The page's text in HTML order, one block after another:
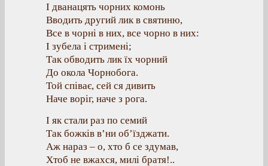
І дванацять чорних комонь
Вводить другий лик в святиню,
Все в чорні в них, все чорно в них:
І зубела і стримені;
Так обводить лик їх чорний
До окола Чорнобога.
Той співає, сей ся дивить
Наче воріг, наче з рога.
І як стали раз по семий
Так божків в’ни об’їзджати.
Аж нараз – о, хто б се здумав,
Хтоб не вжахся, милі братя!..